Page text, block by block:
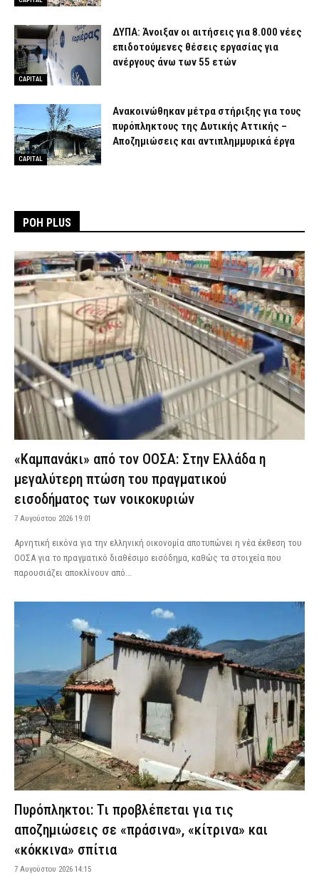
CAPITAL
ΔΥΠΑ: Άνοιξαν οι αιτήσεις για 8.000 νέες
επιδοτούμενες θέσεις εργασίας για
ανέργους άνω των 55 ετών
CAPITAL
Ανακοινώθηκαν μέτρα στήριξης για τους
πυρόπληκτους της Δυτικής Αττικής –
Αποζημιώσεις και αντιπλημμυρικά έργα
ΡΟΗ PLUS
«Καμπανάκι» από τον ΟΟΣΑ: Στην Ελλάδα η
μεγαλύτερη πτώση του πραγματικού
εισοδήματος των νοικοκυριών
7 Αυγούστου 2026 19:01
Αρνητική εικόνα για την ελληνική οικονομία αποτυπώνει η νέα έκθεση του
ΟΟΣΑ για το πραγματικό διαθέσιμο εισόδημα, καθώς τα στοιχεία που
παρουσιάζει αποκλίνουν από...
Πυρόπληκτοι: Τι προβλέπεται για τις
αποζημιώσεις σε «πράσινα», «κίτρινα» και
«κόκκινα» σπίτια
7 Αυγούστου 2026 14:15